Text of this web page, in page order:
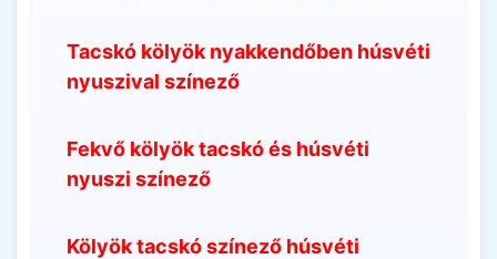
Tacskó kölyök nyakkendőben húsvéti
nyuszival színező
Fekvő kölyök tacskó és húsvéti
nyuszi színező
Kölyök tacskó színező húsvéti